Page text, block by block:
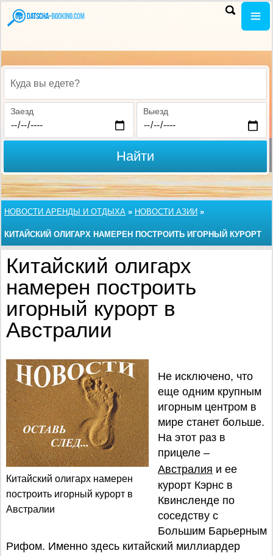
Куда вы едете?
Заезд Выезд
Найти
НОВОСТИ АРЕНДЫ И ОТДЫХА » НОВОСТИ АЗИИ »
КИТАЙСКИЙ ОЛИГАРХ НАМЕРЕН ПОСТРОИТЬ ИГОРНЫЙ КУРОРТ
В АВСТРАЛИИ
Китайский олигарх
намерен построить
игорный курорт в
Австралии
Китайский олигарх намерен
построить игорный курорт в
Австралии
Не исключено, что
еще одним крупным
игорным центром в
мире станет больше.
На этот раз в
прицеле –
Австралия и ее
курорт Кэрнс в
Квинсленде по
соседству с
Большим Барьерным
Рифом. Именно здесь китайский миллиардер